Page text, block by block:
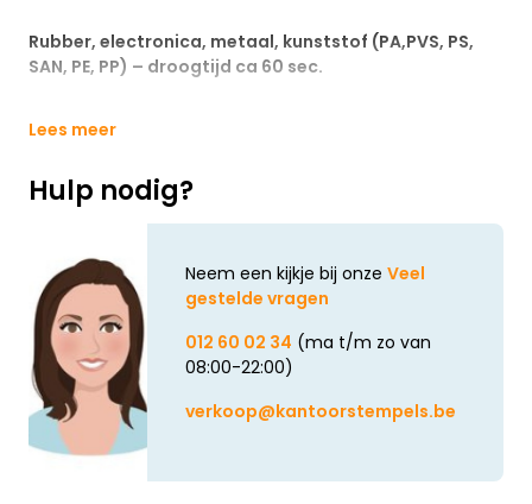
Rubber, electronica, metaal, kunststof (PA,PVS, PS,
SAN, PE, PP) – droogtijd ca 60 sec.
Lees meer
Hulp nodig?
Neem een kijkje bij onze Veel
gestelde vragen
012 60 02 34 (ma t/m zo van
08:00-22:00)
verkoop@kantoorstempels.be